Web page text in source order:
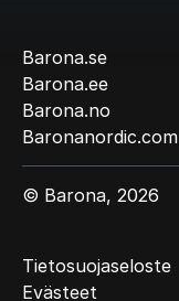
Barona.se
Barona.ee
Barona.no
Baronanordic.com
© Barona, 2026
Tietosuojaseloste
Evästeet